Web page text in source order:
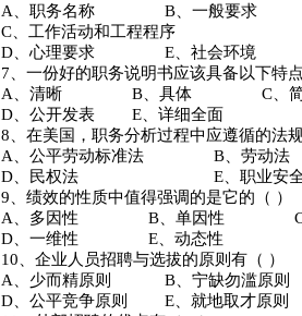
A、职务名称 B、一般要求
C、工作活动和工程程序
D、心理要求 E、社会环境
7、一份好的职务说明书应该具备以下特
A、清晰 B、具体 C、简
D、公开发表 E、详细全面
8、在美国，职务分析过程中应遵循的法
A、公平劳动标准法 B、劳
D、民权法 E、职业安全与
9、绩效的性质中值得强调的是它的（ ）
A、多因性 B、单因性 C、
D、一维性 E、动态性
10、企业人员招聘与选拔的原则有（ ）
A、少而精原则 B、宁缺勿滥原
D、公平竞争原则 E、就地取才原则